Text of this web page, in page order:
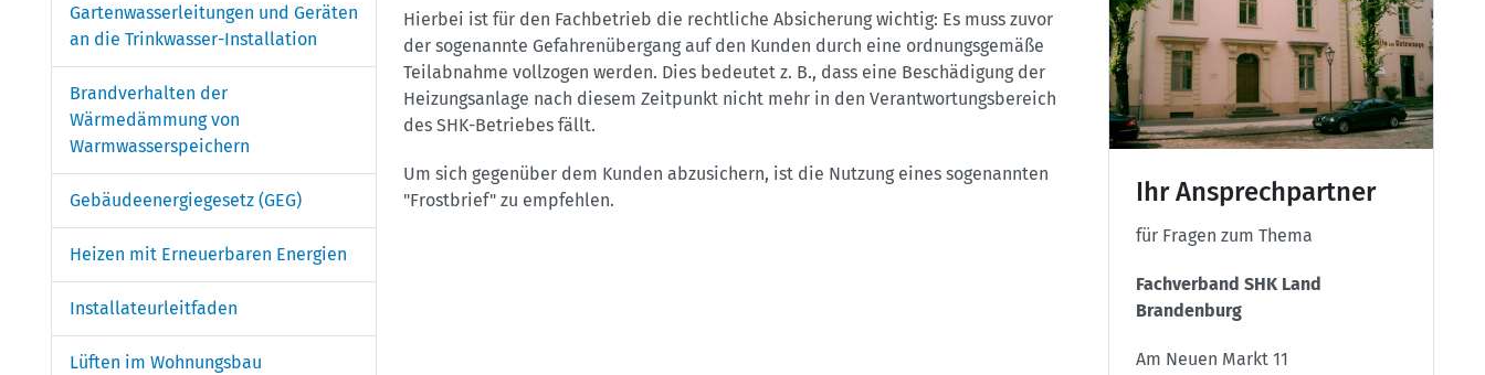
Gartenwasserleitungen und Geräten
an die Trinkwasser-Installation
Brandverhalten der
Wärmedämmung von
Warmwasserspeichern
Gebäudeenergiegesetz (GEG)
Heizen mit Erneuerbaren Energien
Installateurleitfaden
Lüften im Wohnungsbau
Hierbei ist für den Fachbetrieb die rechtliche Absicherung wichtig: Es muss zuvor
der sogenannte Gefahrenübergang auf den Kunden durch eine ordnungsgemäße
Teilabnahme vollzogen werden. Dies bedeutet z. B., dass eine Beschädigung der
Heizungsanlage nach diesem Zeitpunkt nicht mehr in den Verantwortungsbereich
des SHK-Betriebes fällt.
Um sich gegenüber dem Kunden abzusichern, ist die Nutzung eines sogenannten
"Frostbrief" zu empfehlen.
Ihr Ansprechpartner
für Fragen zum Thema
Fachverband SHK Land
Brandenburg
Am Neuen Markt 11